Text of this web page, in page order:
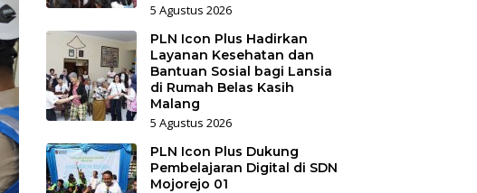
5 Agustus 2026
PLN Icon Plus Hadirkan
Layanan Kesehatan dan
Bantuan Sosial bagi Lansia
di Rumah Belas Kasih
Malang
5 Agustus 2026
PLN Icon Plus Dukung
Pembelajaran Digital di SDN
Mojorejo 01